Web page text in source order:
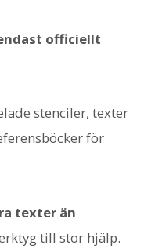
officiellt
stenciler, texter
för
texter än
till stor hjälp.